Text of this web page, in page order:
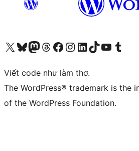
Truy cập tài khoản X (trước đây là Twitter) của chúng tôiVisit our Bluesky account
Visit our Mastodon account
Visit our Threads account
Xem trang Facebook của chúng tôiTruy cập tài khoản Instagram của chúng tôiTruy cập tài khoản LinkedIn của chúng tôiVisit our TikTok account
Truy cập kênh YouTube của chúng tôi Visit our
Viết code như làm thơ.
The WordPress® trademark is the
of the WordPress Foundation.